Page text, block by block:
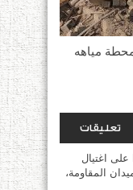
مياهه
تعليقات
على اغتيال
المقاومة،